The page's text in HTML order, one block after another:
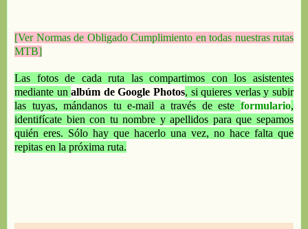
[Ver Normas de Obligado Cumplimiento en todas nuestras rutas
MTB]
Las fotos de cada ruta las compartimos con los asistentes
mediante unalbúm de Google Photos, si quieres verlas y subir
las tuyas, mándanos tu e-mail a través de este formulario,
identifícate bien con tu nombre y apellidos para que sepamos
quién eres. Sólo hay que hacerlo una vez, no hace falta que
repitas en la próxima ruta.